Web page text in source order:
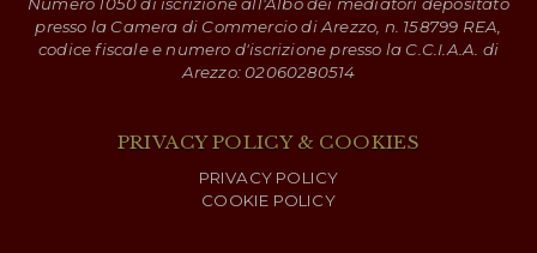
presso la Camera di Commercio di Arezzo, n. 158799 REA,
codice fiscale e numero d'iscrizione presso la C.C.I.A.A. di
Arezzo: 02060280514
PRIVACY POLICY & COOKIES
PRIVACY POLICY
COOKIE POLICY